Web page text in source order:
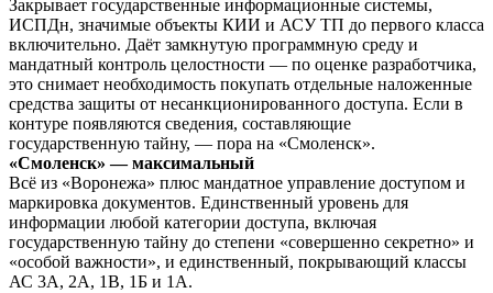
Закрывает государственные информационные системы,
ИСПДн, значимые объекты КИИ и АСУ ТП до первого класса
включительно. Даёт замкнутую программную среду и
мандатный контроль целостности — по оценке разработчика,
это снимает необходимость покупать отдельные наложенные
средства защиты от несанкционированного доступа. Если в
контуре появляются сведения, составляющие
государственную тайну, — пора на «Смоленск».
«Смоленск» — максимальный
Всё из «Воронежа» плюс мандатное управление доступом и
маркировка документов. Единственный уровень для
информации любой категории доступа, включая
государственную тайну до степени «совершенно секретно» и
«особой важности», и единственный, покрывающий классы
АС 3А, 2А, 1В, 1Б и 1А.